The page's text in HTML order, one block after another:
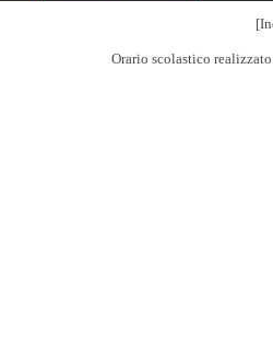
Orario scolastico